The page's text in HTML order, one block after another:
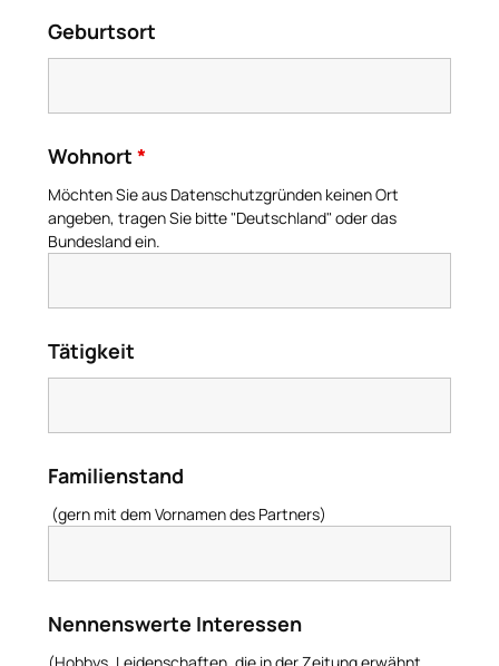
Geburtsort
Wohnort *
Möchten Sie aus Datenschutzgründen keinen Ort
angeben, tragen Sie bitte "Deutschland" oder das
Bundesland ein.
Tätigkeit
Familienstand
(gern mit dem Vornamen des Partners)
Nennenswerte Interessen
(Hobbys, Leidenschaften, die in der Zeitung erwähnt